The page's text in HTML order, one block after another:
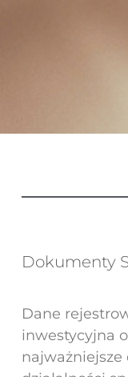
Dokumenty
Dane
inwestycyjna